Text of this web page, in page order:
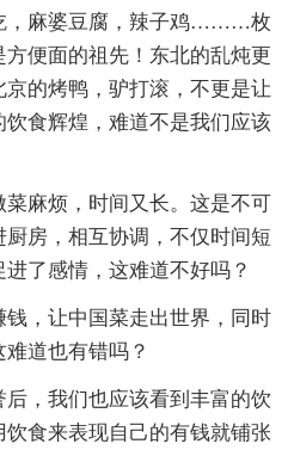
，麻婆豆腐，辣子鸡………枚
便面的祖先！东北的乱炖更
的烤鸭，驴打滚，不更是让
食辉煌，难道不是我们应该
麻烦，时间又长。这是不可
房，相互协调，不仅时间短
了感情，这难道不好吗？
，让中国菜走出世界，同时
道也有错吗？
，我们也应该看到丰富的饮
食来表现自己的有钱就铺张